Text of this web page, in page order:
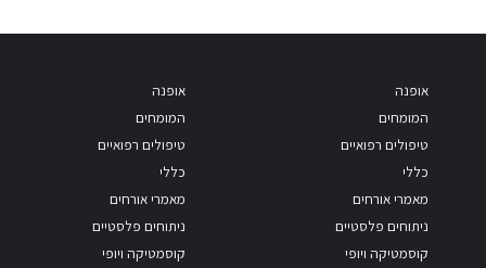
אופנה
המומחים
טיפולים רפואיים
כללי
מאמרי אורחים
ניתוחים פלסטיים
קוסמטיקה ויופי
אופנה
המומחים
טיפולים רפואיים
כללי
מאמרי אורחים
ניתוחים פלסטיים
קוסמטיקה ויופי